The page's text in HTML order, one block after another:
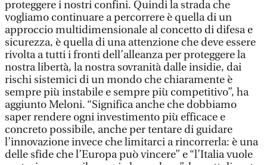
proteggere i nostri confini. Quindi la strada che
vogliamo continuare a percorrere è quella di un
approccio multidimensionale al concetto di difesa e
sicurezza, è quella di una attenzione che deve essere
rivolta a tutti i fronti dell’alleanza per proteggere la
nostra libertà, la nostra sovranità dalle insidie, dai
rischi sistemici di un mondo che chiaramente è
sempre più instabile e sempre più competitivo”, ha
aggiunto Meloni. “Significa anche che dobbiamo
saper rendere ogni investimento più efficace e
concreto possibile, anche per tentare di guidare
l’innovazione invece che limitarci a rincorrerla: è una
delle sfide che l’Europa può vincere” e “l’Italia vuole